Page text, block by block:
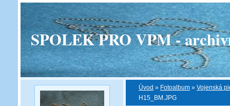
SPOLEK PRO VPM -
Úvod » Fotoalbum » Vojenská
H15_BM.JPG